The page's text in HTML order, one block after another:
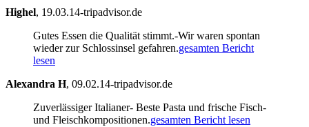
Highel, 19.03.14-tripadvisor.de
Gutes Essen die Qualität stimmt.-Wir waren spontan
wieder zur Schlossinsel gefahren.gesamten Bericht
lesen
Alexandra H, 09.02.14-tripadvisor.de
Zuverlässiger Italianer- Beste Pasta und frische Fisch-
und Fleischkompositionen.gesamten Bericht lesen